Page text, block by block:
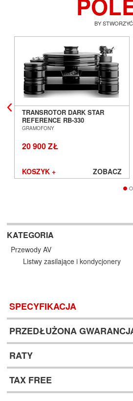
BY
TRANSROTOR DARK STAR
REFERENCE RB-330
GRAMOFON ANALOGOWY
GRAMOFONY
20 900 ZŁ
KOSZYK + ZOBACZ
KATEGORIA
Przewody AV
Listwy zasilające i kondycjonery
SPECYFIKACJA
PRZEDŁUŻONA
RATY
TAX FREE